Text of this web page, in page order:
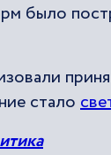
было
стало